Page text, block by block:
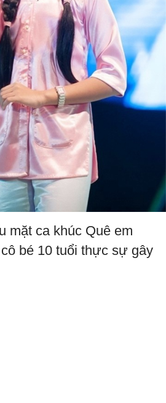
mặt ca khúc Quê em
bé 10 tuổi thực sự gây